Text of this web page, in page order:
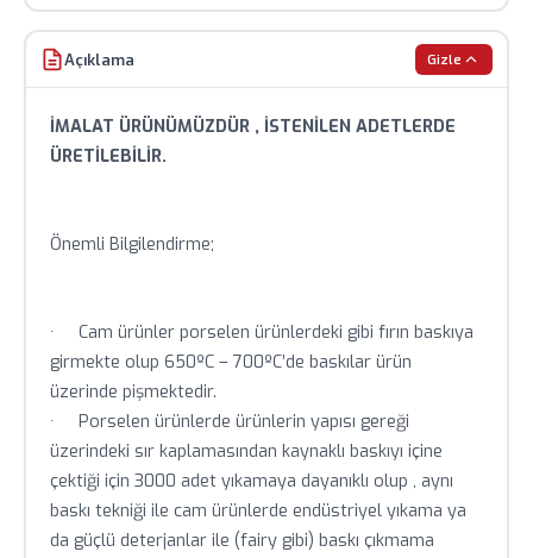
Stok durumu anlık olarak değişebilir, sipariş öncesi
teyit alınız.
Toplu siparişlerde özel fiyat teklifi için bizimle iletişime
Açıklama Gizle
İMALAT ÜRÜNÜMÜZDÜR , İSTENİLEN ADETLERDE
ÜRETİLEBİLİR.
Önemli Bilgilendirme;
· Cam ürünler porselen ürünlerdeki gibi fırın baskıya
girmekte olup 650ºC – 700ºC’de baskılar ürün
üzerinde pişmektedir.
· Porselen ürünlerde ürünlerin yapısı gereği
üzerindeki sır kaplamasından kaynaklı baskıyı içine
çektiği için 3000 adet yıkamaya dayanıklı olup , aynı
baskı tekniği ile cam ürünlerde endüstriyel yıkama ya
da güçlü deterjanlar ile (fairy gibi) baskı çıkmama